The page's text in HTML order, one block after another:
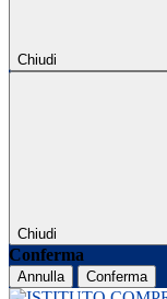
Chiudi
Chiudi
Conferma
Annulla Conferma